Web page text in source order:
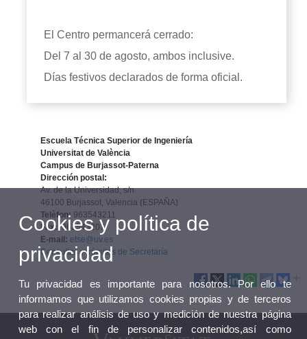
El Centro permancerá cerrado:
Del 7 al 30 de agosto, ambos inclusive.
Días festivos declarados de forma oficial.
Escuela Técnica Superior de Ingeniería
Universitat de València
Campus de Burjassot-Paterna
Dirección postal:
Av. de la Universidad, s/n
46100 Burjassot, Valencia (ESPAÑA)
Telèfon: 963543211
Fax: 963543207
E-mail: etse@uv.es
Consultas y trámites de Secretaría
Cookies y política de
privacidad
Tu privacidad es importante para nosotros. Por ello te
informamos que utilizamos cookies propias y de terceros
para realizar análisis de uso y medición de nuestra página
web con el fin de personalizar contenidos,así como